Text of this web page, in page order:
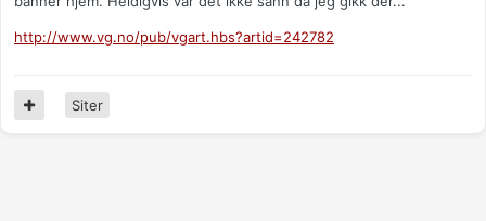
http://www.vg.no/pub/vgart.hbs?artid=242782
Siter